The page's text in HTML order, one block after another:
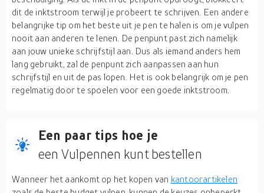
dit de inktstroom terwijl je probeert te schrijven. Een andere
belangrijke tip om het beste uit je pen te halen is om je vulpen
nooit aan anderen te lenen. De penpunt past zich namelijk
aan jouw unieke schrijfstijl aan. Dus als iemand anders hem
lang gebruikt, zal de penpunt zich aanpassen aan hun
schrijfstijl en uit de pas lopen. Het is ook belangrijk om je pen
regelmatig door te spoelen voor een goede inktstroom.
Een paar tips hoe je
een Vulpennen kunt bestellen
Wanneer het aankomt op het kopen van kantoorartikelen